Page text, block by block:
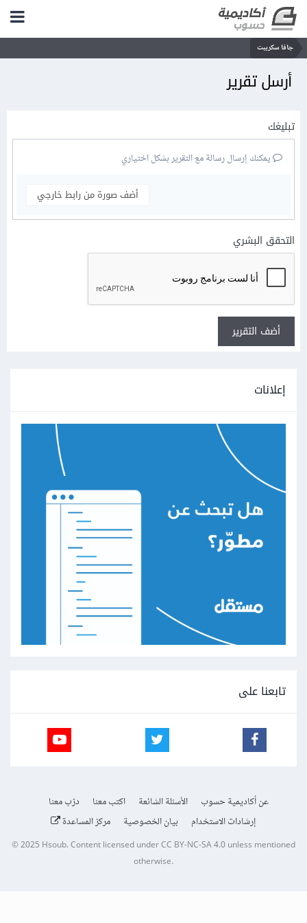
جافا سكريبت
أرسل تقرير
تبليغك
يمكنك إرسال رسالة مع التقرير بشكل اختياري
أضف صورة من رابط خارجي
التحقق البشري
أضف التقرير
إعلانات
تابعنا على
عن أكاديمية حسوب الأسئلة الشائعة اكتب معنا
درّب معنا
إرشادات الاستخدام
بيان الخصوصية مركز المساعدة
© 2025 Hsoub.Content licensed underCC BY-NC-SA 4.0unless mentioned
otherwise.